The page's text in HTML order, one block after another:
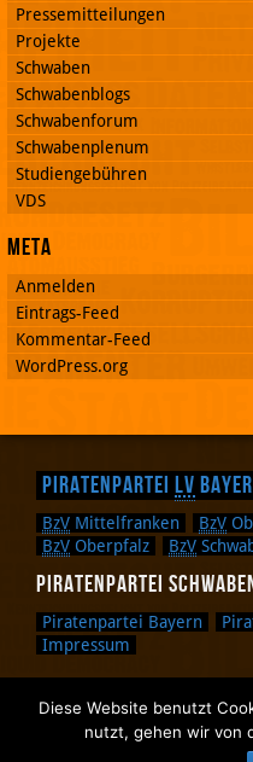
Pressemitteilungen
Projekte
Schwaben
Schwabenblogs
Schwabenforum
Schwabenplenum
Studiengebühren
VDS
Meta
Anmelden
Eintrags-Feed
Kommentar-Feed
WordPress.org
Piratenpartei LV
BzV Mittelfranken BzV
BzV Oberpfalz BzV
Piratenpartei
Piratenpartei Bayern
Impressum
Zurück
Zurück zum
Diese Website benutzt
nutzt, gehen wir von